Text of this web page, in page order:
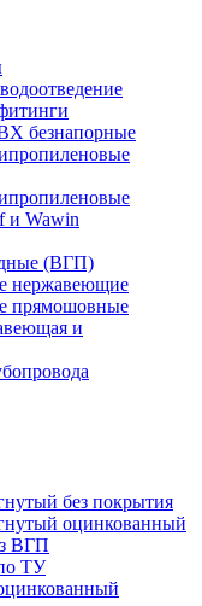
безнапорные
и Wawin
(ВГП)
нержавеющие
прямошовные
и
без покрытия
оцинкованный
ВГП
ТУ